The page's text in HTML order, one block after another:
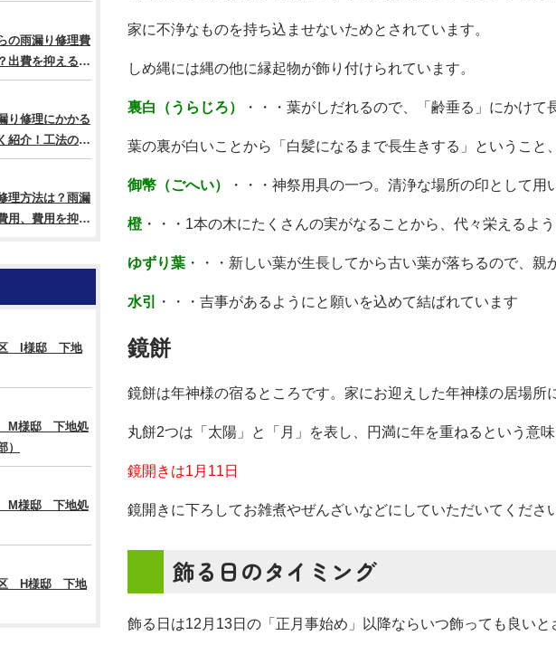
家に不浄なものを持ち込ませないためとされています。
しめ縄には縄の他に縁起物が飾り付けられています。
裏白（うらじろ） ・・・葉がしだれるので、「齢垂る」にかけて
葉の裏が白いことから「白髪になるまで長生きする」ということ
御幣（ごへい） ・・・神祭用具の一つ。清浄な場所の印として用
橙・・・ 1本の木にたくさんの実がなることから、代々栄えるよ
ゆずり葉 ・・・ 新しい葉が生長してから古い葉が落ちるので、
水引 ・・・吉事があるようにと願いを込めて結ばれています
鏡餅
鏡餅は年神様の宿るところです。家にお迎えした年神様の居場所
丸餅2つは「太陽」と「月」を表し、円満に年を重ねるという意
鏡開きは1月11日
鏡開きに下ろしてお雑煮やぜんざいなどにしていただいてくださ
飾る日のタイミング
飾る日は12月13日の「正月事始め」以降ならいつ飾っても良いと
の雨漏り修理費
出費を抑える方
り修理にかかる
紹介！工法の違
理方法は？雨漏
用、費用を抑え
区 I様邸 下地
M様邸 下地処
）
M様邸 下地処
区 H様邸 下地